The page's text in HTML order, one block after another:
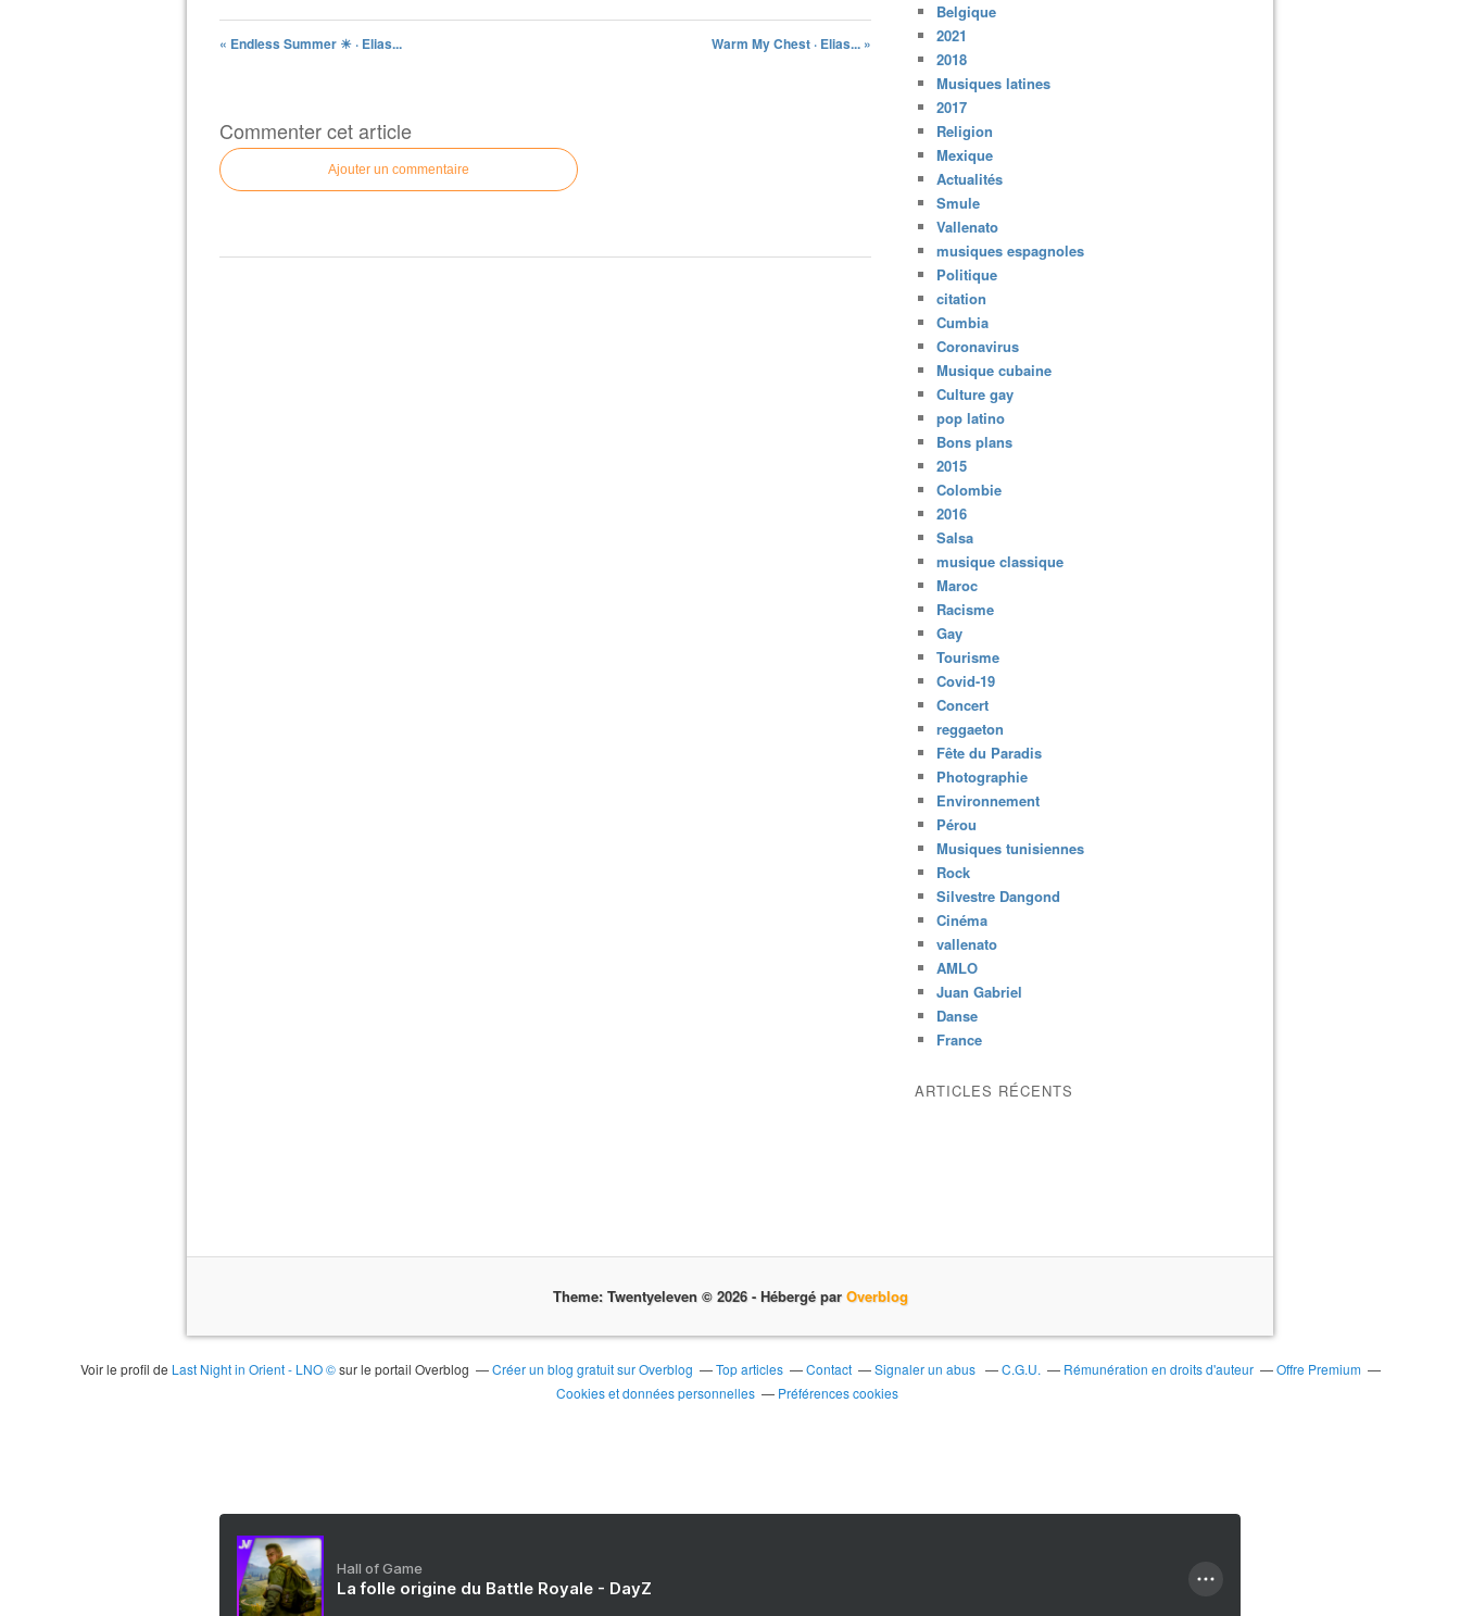
« Endless Summer ☀︎ · Elias... Warm My Chest · Elias... »
Commenter cet article
Ajouter un commentaire
Belgique
2021
2018
Musiques latines
2017
Religion
Mexique
Actualités
Smule
Vallenato
musiques espagnoles
Politique
citation
Cumbia
Coronavirus
Musique cubaine
Culture gay
pop latino
Bons plans
2015
Colombie
2016
Salsa
musique classique
Maroc
Racisme
Gay
Tourisme
Covid-19
Concert
reggaeton
Fête du Paradis
Photographie
Environnement
Pérou
Musiques tunisiennes
Rock
Silvestre Dangond
Cinéma
vallenato
AMLO
Juan Gabriel
Danse
France
ARTICLES RÉCENTS
Theme: Twentyeleven © 2026 - Hébergé par Overblog
Voir le profil de Last Night in Orient - LNO ©sur le portail Overblog Créer un blog gratuit sur Overblog Top articles Contact Signaler un abus C.G.U. Rémunération en droits d'auteur
Offre Premium
Cookies et données personnelles
Préférences cookies
Hall of Game
La folle origine du Battle Royale - DayZ